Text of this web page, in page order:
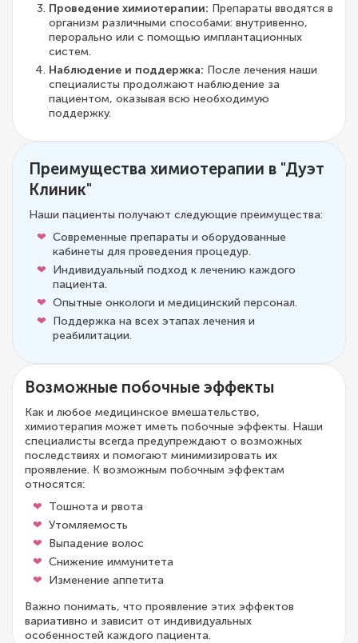
Проведение химиотерапии: Препараты вводятся в
организм различными способами: внутривенно,
перорально или с помощью имплантационных
систем.
Наблюдение и поддержка: После лечения наши
специалисты продолжают наблюдение за
пациентом, оказывая всю необходимую
поддержку.
Преимущества химиотерапии в "Дуэт
Клиник"
Наши пациенты получают следующие преимущества:
Современные препараты и оборудованные
кабинеты для проведения процедур.
Индивидуальный подход к лечению каждого
пациента.
Опытные онкологи и медицинский персонал.
Поддержка на всех этапах лечения и
реабилитации.
Возможные побочные эффекты
Как и любое медицинское вмешательство,
химиотерапия может иметь побочные эффекты. Наши
специалисты всегда предупреждают о возможных
последствиях и помогают минимизировать их
проявление. К возможным побочным эффектам
относятся:
Тошнота и рвота
Утомляемость
Выпадение волос
Снижение иммунитета
Изменение аппетита
Важно понимать, что проявление этих эффектов
вариативно и зависит от индивидуальных
особенностей каждого пациента.